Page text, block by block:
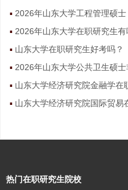
2026年山东大学工程管理硕
2026年山东大学在职研究生有
山东大学在职研究生好考吗？
2026年山东大学公共卫生硕
山东大学经济研究院金融学在
山东大学经济研究院国际贸易
热门在职研究生院校